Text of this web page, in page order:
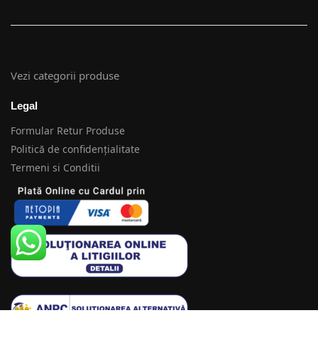
Vezi categorii produse
Legal
Formular Retur Produse
Politică de confidențialitate
Termeni si Conditii